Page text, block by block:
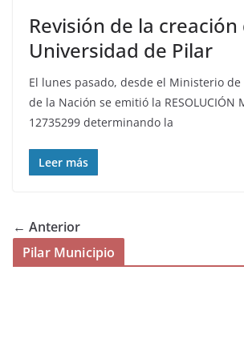
Revisión de la creación
Universidad de Pilar
El lunes pasado, desde el Ministerio
de la Nación se emitió la RESOLUCIÓN
12735299 determinando la
Leer más
← Anterior
Pilar Municipio